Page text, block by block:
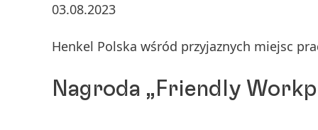
03.08.2023
Henkel Polska wśród przyjaznych miejsc
Nagroda „Friendly